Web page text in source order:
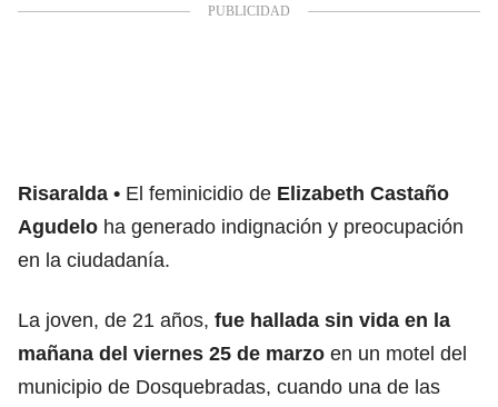
Risaralda El feminicidio de Elizabeth Castaño
Agudelo ha generado indignación y preocupación
en la ciudadanía.
La joven, de 21 años, fue hallada sin vida en la
mañana del viernes 25 de marzo en un motel del
municipio de Dosquebradas, cuando una de las